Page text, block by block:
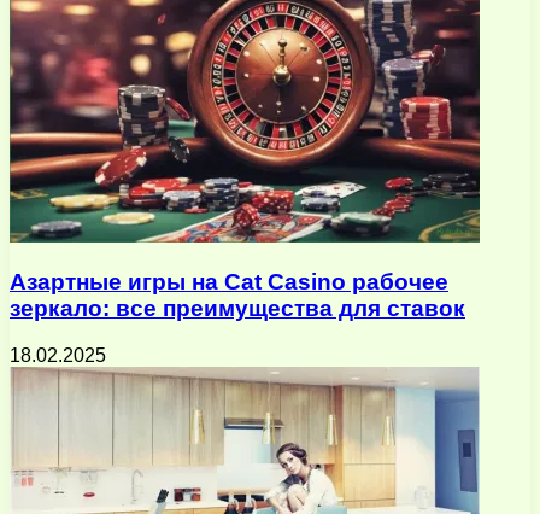
Азартные игры на Cat Casino рабочее
зеркало: все преимущества для ставок
18.02.2025